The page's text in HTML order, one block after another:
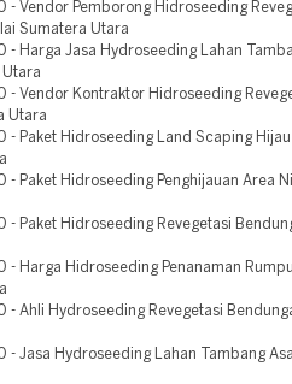
- Vendor Pemborong Hidroseeding
Sumatera Utara
- Harga Jasa Hydroseeding Lahan
Utara
- Vendor Kontraktor Hidroseeding
Utara
- Paket Hidroseeding Land Scaping
- Paket Hidroseeding Penghijauan Area
- Paket Hidroseeding Revegetasi
- Harga Hidroseeding Penanaman
- Ahli Hydroseeding Revegetasi
- Jasa Hydroseeding Lahan Tambang